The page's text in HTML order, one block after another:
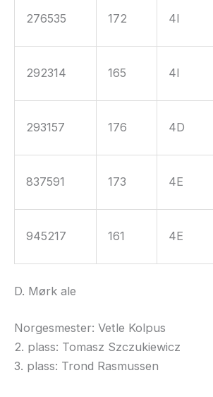
276535 172 4I
292314 165 4I
293157 176 4D
837591 173 4E
945217 161 4E
D. Mørk ale
Norgesmester: Vetle Kolpus
2. plass: Tomasz Szczukiewicz
3. plass: Trond Rasmussen